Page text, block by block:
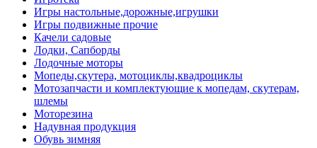
Игры настольные,дорожные,игрушки
Игры подвижные прочие
Качели садовые
Лодки, Сапборды
Лодочные моторы
Мопеды,скутера, мотоциклы,квадроциклы
Мотозапчасти и комплектующие к мопедам, скутерам,
шлемы
Моторезина
Надувная продукция
Обувь зимняя